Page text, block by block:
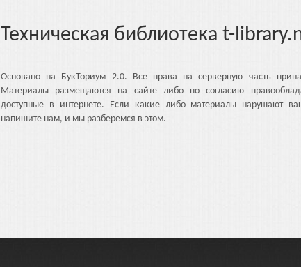
Техническая библиотека t-
Основано на БукТориум 2.0. Все права на серверную часть
Материалы размещаются на сайте либо по согласию
доступные в интернете. Если какие либо материалы нарушают
напишите нам, и мы разберемся в этом.